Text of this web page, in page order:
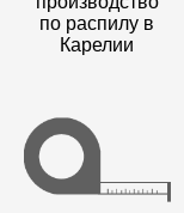
по распилу в
Карелии